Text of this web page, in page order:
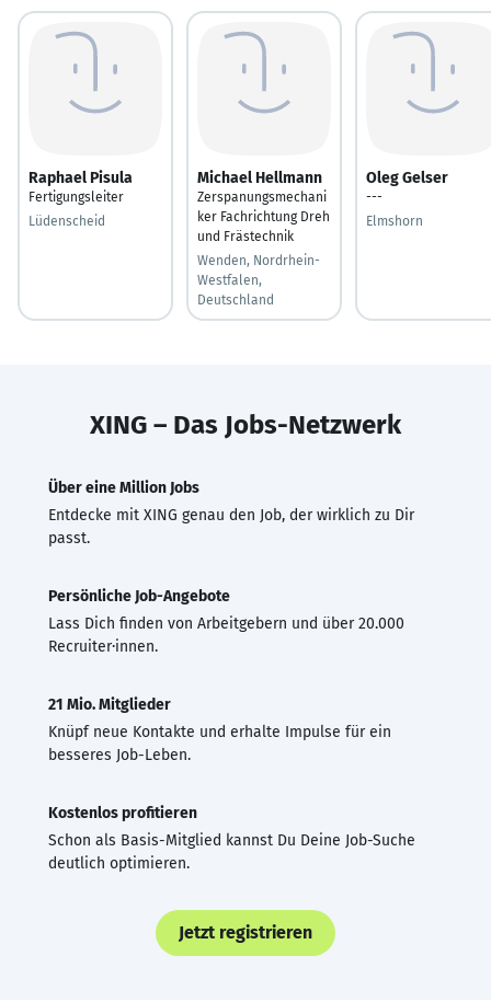
Raphael Pisula
Fertigungsleiter
Lüdenscheid
Michael Hellmann
Zerspanungsmechani
ker Fachrichtung Dreh
und Frästechnik
Wenden, Nordrhein-
Westfalen,
Deutschland
Oleg Gelser
---
Elmshorn
XING – Das Jobs-Netzwerk
Über eine Million Jobs
Entdecke mit XING genau den Job, der wirklich zu Dir
passt.
Persönliche Job-Angebote
Lass Dich finden von Arbeitgebern und über 20.000
Recruiter·innen.
21 Mio. Mitglieder
Knüpf neue Kontakte und erhalte Impulse für ein
besseres Job-Leben.
Kostenlos profitieren
Schon als Basis-Mitglied kannst Du Deine Job-Suche
deutlich optimieren.
Jetzt registrieren